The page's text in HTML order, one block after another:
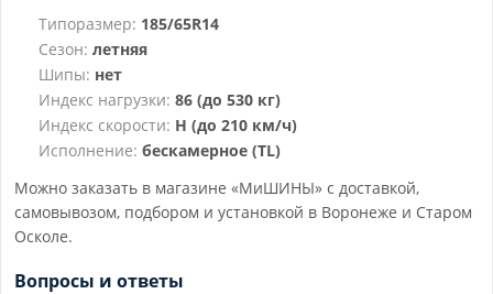
Типоразмер: 185/65R14
Сезон: летняя
Шипы: нет
Индекс нагрузки: 86 (до 530 кг)
Индекс скорости: H (до 210 км/ч)
Исполнение: бескамерное (TL)
Можно заказать в магазине «МиШИНЫ» с доставкой,
самовывозом, подбором и установкой в Воронеже и Старом
Осколе.
Вопросы и ответы